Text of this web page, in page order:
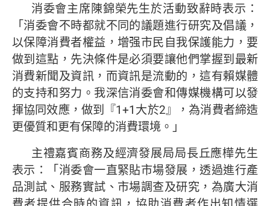
消委會主席陳錦榮先生於活動致辭時表示：
「消委會不時都就不同的議題進行研究及倡議，
以保障消費者權益，增强市民自我保護能力，要
做到這點，先決條件是必須要讓他們掌握到最新
消費新聞及資訊，而資訊是流動的，這有賴媒體
的支持和努力。我深信消委會和傳媒機構可以發
揮協同效應，做到『1+1大於2』，為消費者締造
更優質和更有保障的消費環境。」
主禮嘉賓商務及經濟發展局局長丘應樺先生
表示：「消委會一直緊貼市場發展，透過進行產
品測試、服務實試、市場調查及研究，為廣大消